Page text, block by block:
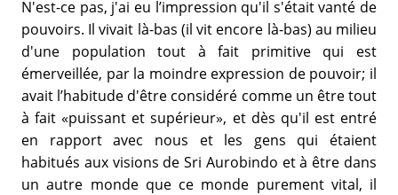
N'est-ce pas, j'ai eu l’impression qu'il s'était vanté de
pouvoirs. Il vivait là-bas (il vit encore là-bas) au milieu
d'une population tout à fait primitive qui est
émerveillée, par la moindre expression de pouvoir; il
avait l’habitude d'être considéré comme un être tout
à fait «puissant et supérieur», et dès qu'il est entré
en rapport avec nous et les gens qui étaient
habitués aux visions de Sri Aurobindo et à être dans
un autre monde que ce monde purement vital, il